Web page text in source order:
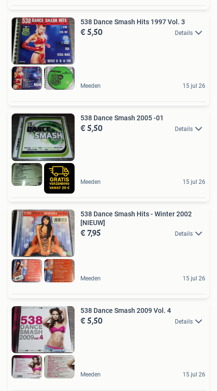
538 Dance Smash Hits 1997 Vol. 3
€ 5,50 Details
Meeden 15 jul 26
538 Dance Smash 2005 -01
€ 5,50 Details
Meeden 15 jul 26
538 Dance Smash Hits - Winter 2002
[NIEUW]
€ 7,95 Details
Meeden 15 jul 26
538 Dance Smash 2009 Vol. 4
€ 5,50 Details
Meeden 15 jul 26